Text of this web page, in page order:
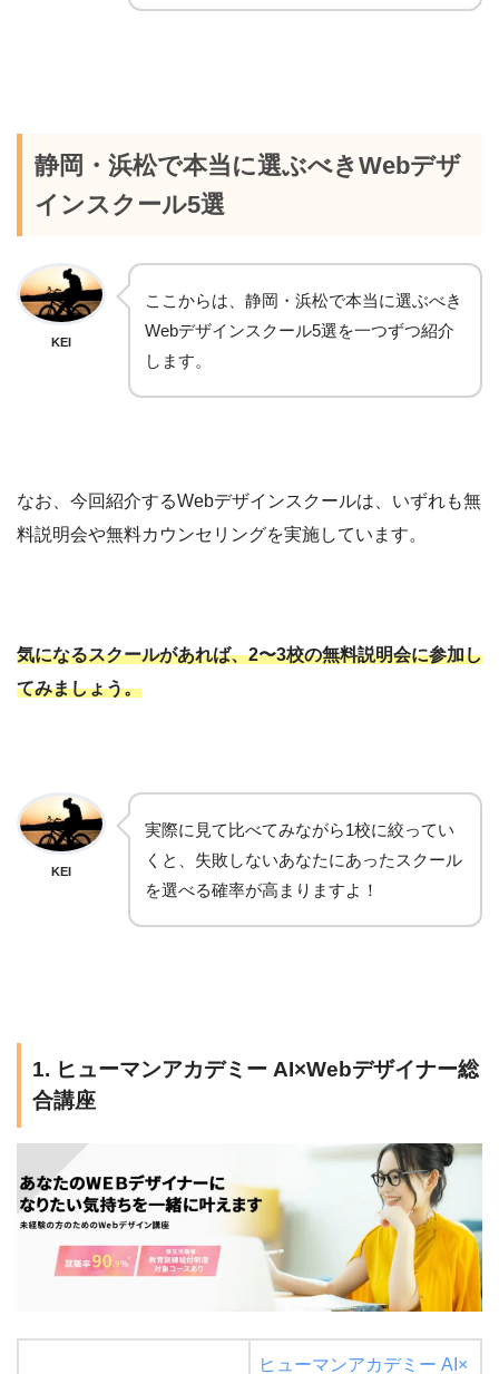
静岡・浜松で本当に選ぶべきWebデザ
インスクール5選
KEI
ここからは、静岡・浜松で本当に選ぶべき
Webデザインスクール5選を一つずつ紹介
します。
なお、今回紹介するWebデザインスクールは、いずれも無
料説明会や無料カウンセリングを実施しています。
気になるスクールがあれば、2〜3校の無料説明会に参加し
てみましょう。
KEI
実際に見て比べてみながら1校に絞ってい
くと、失敗しないあなたにあったスクール
を選べる確率が高まりますよ！
1. ヒューマンアカデミー AI×Webデザイナー総
合講座
ヒューマンアカデミー AI×